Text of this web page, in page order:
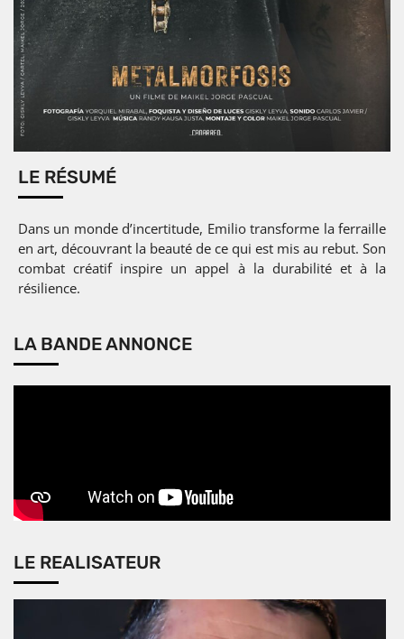
LE RÉSUMÉ
Dans un monde d’incertitude, Emilio transforme la ferraille
en art, découvrant la beauté de ce qui est mis au rebut. Son
combat créatif inspire un appel à la durabilité et à la
résilience.
LA BANDE ANNONCE
LE REALISATEUR